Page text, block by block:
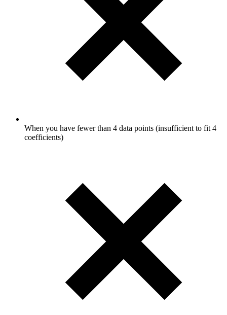
When you have fewer than 4 data points (insufficient to fit 4
coefficients)